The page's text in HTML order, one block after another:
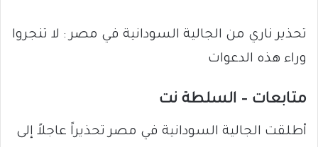
تحذير ناري من الجالية السودانية في مصر : لا تنجروا
وراء هذه الدعوات
متابعات – السلطة نت
أطلقت الجالية السودانية في مصر تحذيراً عاجلاً إلى